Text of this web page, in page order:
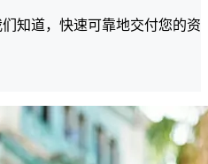
知道，快速可靠地交付您的资